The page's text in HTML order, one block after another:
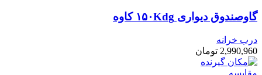
گاوصندوق دیواری ۱۵۰Kdg کاوه
درب خرانه
2,990,960 تومان
مقایسه